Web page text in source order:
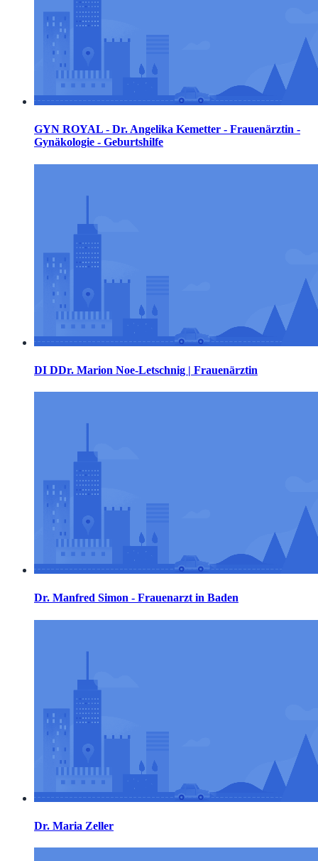
GYN ROYAL - Dr. Angelika Kemetter - Frauenärztin -
Gynäkologie - Geburtshilfe
DI DDr. Marion Noe-Letschnig | Frauenärztin
Dr. Manfred Simon - Frauenarzt in Baden
Dr. Maria Zeller